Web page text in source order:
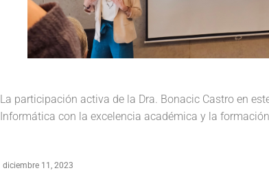
La participación activa de la Dra. Bonacic Castro en
Informática con la excelencia académica y la
diciembre 11, 2023